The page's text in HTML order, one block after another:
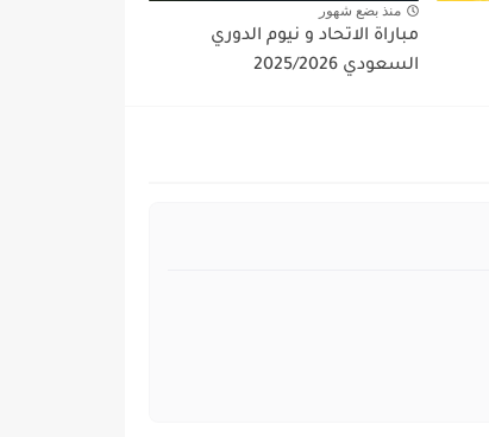
منذ بضع شهور
مباراة الاتحاد و نيوم الدوري
السعودي 2025/2026